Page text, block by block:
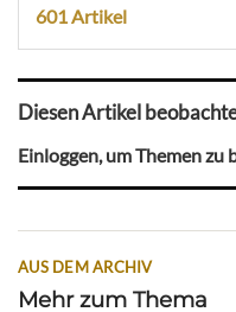
601 Artikel
Diesen Artikel
Einloggen, um Themen zu
AUS DEM ARCHIV
Mehr zum Thema